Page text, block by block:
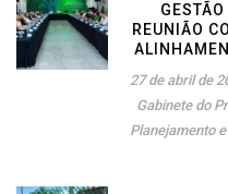
REUNIÃO
27 de abril de
Gabinete do
Planejamento